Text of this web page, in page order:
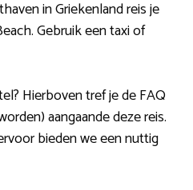
in Griekenland reis je
Gebruik een taxi of
Hierboven tref je de FAQ
aangaande deze reis.
bieden we een nuttig